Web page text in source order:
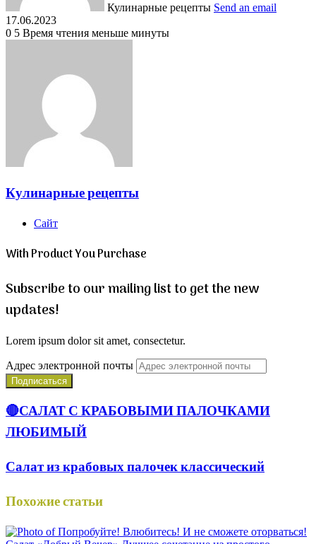
Кулинарные рецепты Send an email
17.06.2023
0 5 Время чтения меньше минуты
Кулинарные рецепты
Сайт
With Product You Purchase
Subscribe to our mailing list to get the new
updates!
Lorem ipsum dolor sit amet, consectetur.
Адрес электронной почты
🔴САЛАТ С КРАБОВЫМИ ПАЛОЧКАМИ
ЛЮБИМЫЙ
Салат из крабовых палочек классический
Похожие статьи